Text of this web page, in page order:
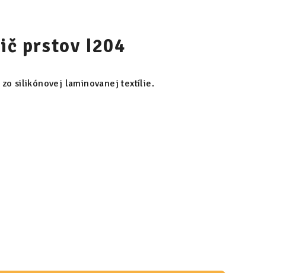
prstov I204
zo silikónovej laminovanej textílie.